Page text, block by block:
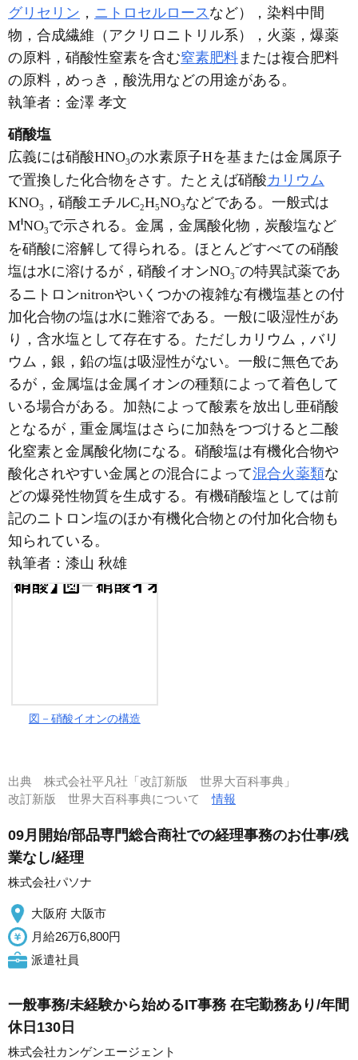
グリセリン ， ニトロセルロースなど），染料中間
物，合成繊維（アクリロニトリル系），火薬，爆薬
の原料，硝酸性窒素を含む窒素肥料または複合肥料
の原料，めっき，酸洗用などの用途がある。
執筆者： 金澤 孝文
硝酸塩
広義には硝酸HNO3の水素原子Hを基または金属原子
で置換した化合物をさす。たとえば硝酸カリウム
KNO3 ，硝酸エチルC2H5NO3などである。一般式は
MNO3で示される。金属，金属酸化物，炭酸塩など
を硝酸に溶解して得られる。ほとんどすべての硝酸
塩は水に溶けるが，硝酸イオンNO3⁻の特異試薬であ
るニトロンnitronやいくつかの複雑な有機塩基との付
加化合物の塩は水に難溶である。一般に吸湿性があ
り，含水塩として存在する。ただしカリウム，バリ
ウム，銀，鉛の塩は吸湿性がない。一般に無色であ
るが，金属塩は金属イオンの種類によって着色して
いる場合がある。加熱によって酸素を放出し亜硝酸
となるが，重金属塩はさらに加熱をつづけると二酸
化窒素と金属酸化物になる。硝酸塩は有機化合物や
酸化されやすい金属との混合によって混合火薬類な
どの爆発性物質を生成する。有機硝酸塩としては前
記のニトロン塩のほか有機化合物との付加化合物も
知られている。
執筆者： 漆山 秋雄
図－硝酸イオンの構造
出典 株式会社平凡社「改訂新版 世界大百科事典」
改訂新版 世界大百科事典について情報
09月開始/部品専門総合商社での経理事務のお仕事/残
業なし/経理
株式会社パソナ
大阪府 大阪市
月給26万6,800円
派遣社員
一般事務/未経験から始めるIT事務 在宅勤務あり/年間
休日130日
株式会社カンゲンエージェント